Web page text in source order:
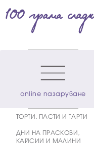
online пазаруване
ТОРТИ, ПАСТИ И ТАРТИ
ДНИ НА ПРАСКОВИ,
КАЙСИИ И МАЛИНИ